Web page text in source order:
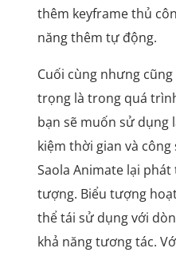
thêm keyframe thủ
năng thêm tự động.
Cuối cùng nhưng
trọng là trong quá
bạn sẽ muốn sử dụng
kiệm thời gian và
Saola Animate lại
tượng. Biểu tượng
thể tái sử dụng với
khả năng tương tác.